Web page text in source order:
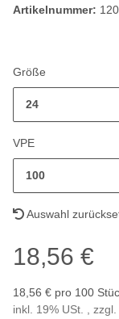
Artikelnummer:
Größe
24
VPE
100
Auswahl
18,56 €
18,56 € pro 100
inkl. 19% USt. , zzgl.